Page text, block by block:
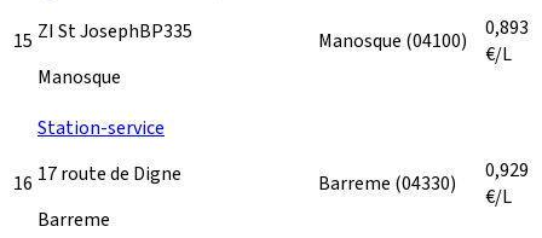
15 ZI St JosephBP335
Manosque
Manosque (04100)
0,893
€/L
16
Station-service
17 route de Digne
Barreme
Barreme (04330)
0,929
€/L